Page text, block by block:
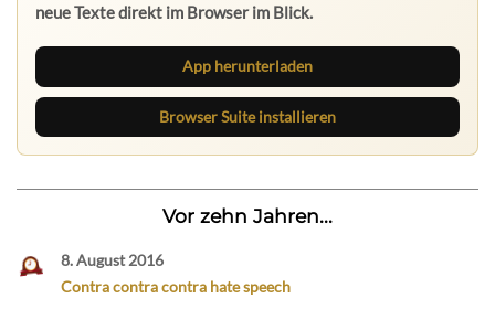
neue Texte direkt im Browser im Blick.
App herunterladen
Browser Suite installieren
Vor zehn Jahren...
8. August 2016
Contra contra contra hate speech